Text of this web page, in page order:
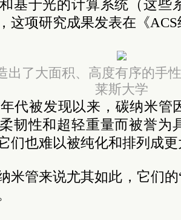
基于光的计算系统（这些
这项研究成果发表在《
出了大面积、高度有序的手
莱斯大学
代被发现以来，碳纳米管
韧性和超轻重量而被誉为
们也难以被纯化和排列成
米管来说尤其如此，它们